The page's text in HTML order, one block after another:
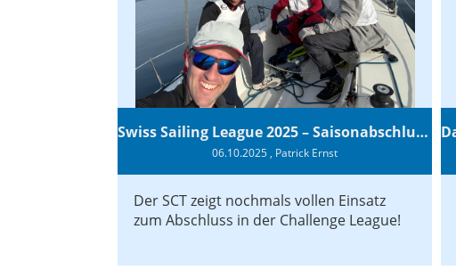
Swiss Sailing League 2025 – Saisonabschluss in Versoix
06.10.2025, Patrick Ernst
Der SCT zeigt nochmals vollen Einsatz
zum Abschluss in der Challenge League!